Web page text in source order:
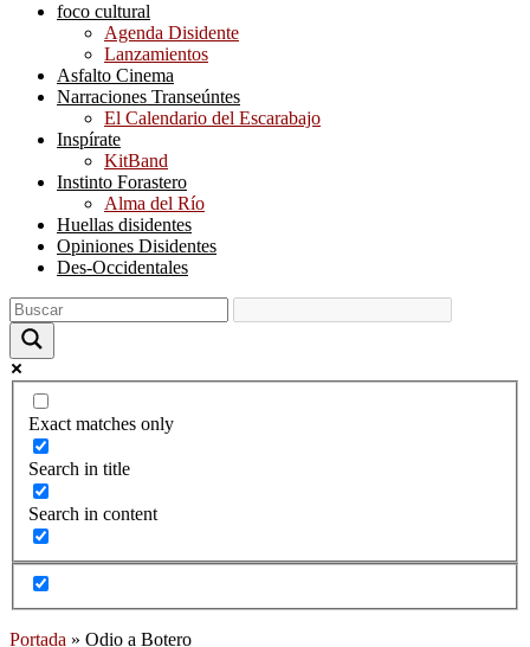
foco cultural
Agenda Disidente
Lanzamientos
Asfalto Cinema
Narraciones Transeúntes
El Calendario del Escarabajo
Inspírate
KitBand
Instinto Forastero
Alma del Río
Huellas disidentes
Opiniones Disidentes
Des-Occidentales
Exact matches only
Search in title
Search in content
Portada » Odio a Botero